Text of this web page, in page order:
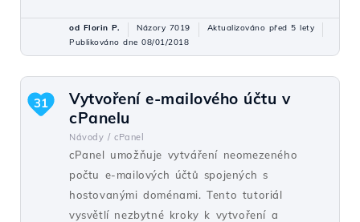
od Florin P. Názory 7019
Aktualizováno před 5 lety
Publikováno dne 08/01/2018
Vytvoření e-mailového účtu v
cPanelu
Návody / cPanel
cPanel umožňuje vytváření neomezeného
počtu e-mailových účtů spojených s
hostovanými doménami. Tento tutoriál
vysvětlí nezbytné kroky k vytvoření a
31